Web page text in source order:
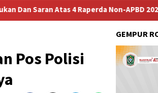
4 Raperda Non-APBD 2026
Pos Polisi
GEMPUR